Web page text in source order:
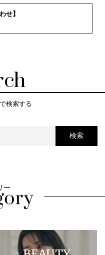
せ】
検索する
検索
ー